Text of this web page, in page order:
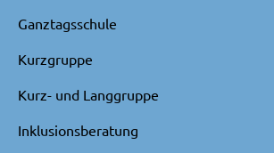
Ganztagsschule
Kurzgruppe
Kurz- und Langgruppe
Inklusionsberatung